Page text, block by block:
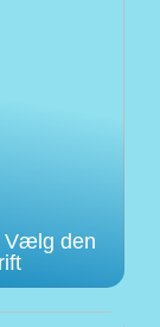
Vælg den